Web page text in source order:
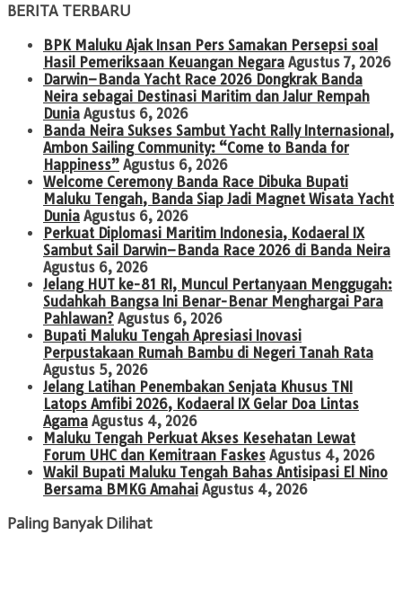
BERITA TERBARU
BPK Maluku Ajak Insan Pers Samakan Persepsi soal
Hasil Pemeriksaan Keuangan Negara Agustus 7, 2026
Darwin–Banda Yacht Race 2026 Dongkrak Banda
Neira sebagai Destinasi Maritim dan Jalur Rempah
Dunia Agustus 6, 2026
Banda Neira Sukses Sambut Yacht Rally Internasional,
Ambon Sailing Community: “Come to Banda for
Happiness” Agustus 6, 2026
Welcome Ceremony Banda Race Dibuka Bupati
Maluku Tengah, Banda Siap Jadi Magnet Wisata Yacht
Dunia Agustus 6, 2026
Perkuat Diplomasi Maritim Indonesia, Kodaeral IX
Sambut Sail Darwin–Banda Race 2026 di Banda Neira
Agustus 6, 2026
Jelang HUT ke-81 RI, Muncul Pertanyaan Menggugah:
Sudahkah Bangsa Ini Benar-Benar Menghargai Para
Pahlawan? Agustus 6, 2026
Bupati Maluku Tengah Apresiasi Inovasi
Perpustakaan Rumah Bambu di Negeri Tanah Rata
Agustus 5, 2026
Jelang Latihan Penembakan Senjata Khusus TNI
Latops Amfibi 2026, Kodaeral IX Gelar Doa Lintas
Agama Agustus 4, 2026
Maluku Tengah Perkuat Akses Kesehatan Lewat
Forum UHC dan Kemitraan Faskes Agustus 4, 2026
Wakil Bupati Maluku Tengah Bahas Antisipasi El Nino
Bersama BMKG Amahai Agustus 4, 2026
Paling Banyak Dilihat